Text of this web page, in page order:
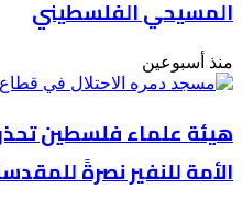
المسيحي الفلسطيني
منذ أسبوعين
هيئة علماء فلسطين
الأمة للنفير نصرةً